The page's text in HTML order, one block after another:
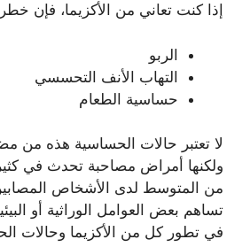
إذا كنت تعاني من الأكزيما، فإن
الربو
التهاب الأنف التحسسي
حساسية الطعام
لا تعتبر حالات الحساسية هذه من
ولكنها أمراض مصاحبة تحدث في كثير
من المتوسط ​​لدى الأشخاص المصابين
تساهم بعض العوامل الوراثية أو
في تطور كل من الأكزيما وحالات